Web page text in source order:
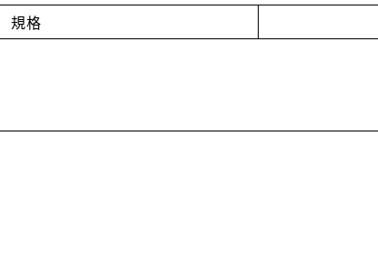
規格